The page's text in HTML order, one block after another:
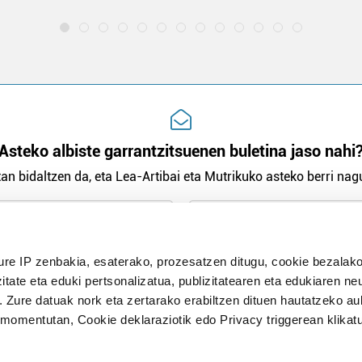
IP zenbakia, esaterako, prozesatzen ditugu, cookie
eta eduki pertsonalizatua, publizitatearen eta edukiaren
datuak nork eta zertarako erabiltzen dituen hautatzeko
Cookie deklaraziotik edo Privacy triggerean
albiste garrantzitsuenen buletina jaso
bidaltzen da, eta Lea-Artibai eta Mutrikuko asteko berri